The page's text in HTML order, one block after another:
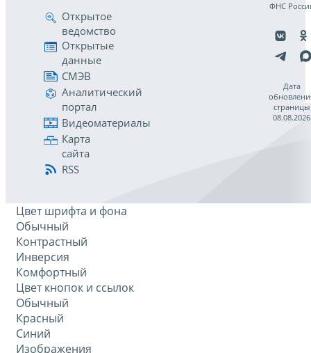
Открытое
ведомство
Открытые
данные
СМЭВ
Аналитический
портал
Видеоматериалы
Карта
сайта
RSS
ФНС
Дата
страницы
08.08.2026
Цвет шрифта и фона
Обычный
Контрастный
Инверсия
Комфортный
Цвет кнопок и ссылок
Обычный
Красный
Синий
Изображения